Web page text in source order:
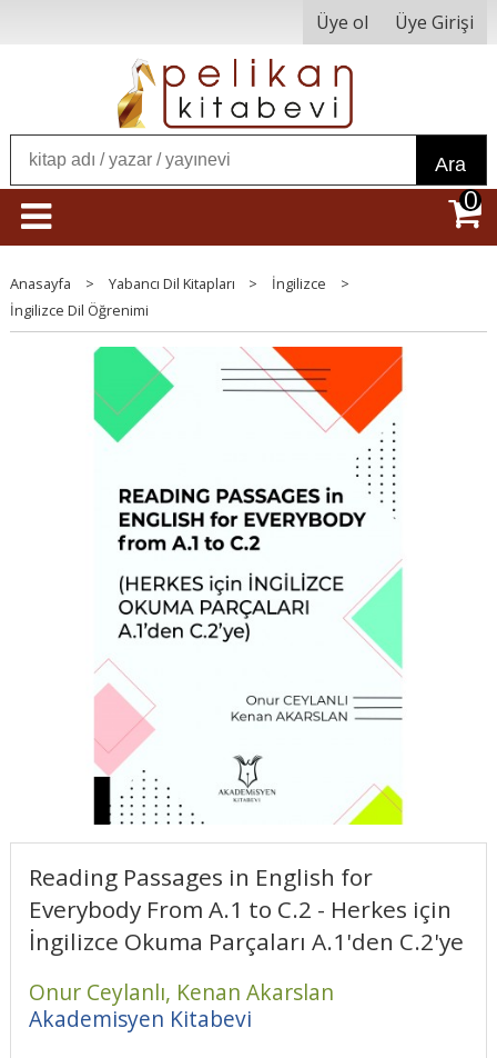
Üye ol Üye Girişi
Ara
0
Anasayfa > Yabancı Dil Kitapları > İngilizce
>
İngilizce Dil Öğrenimi
Reading Passages in English for
Everybody From A.1 to C.2 - Herkes için
İngilizce Okuma Parçaları A.1'den C.2'ye
Onur Ceylanlı, Kenan Akarslan
Akademisyen Kitabevi